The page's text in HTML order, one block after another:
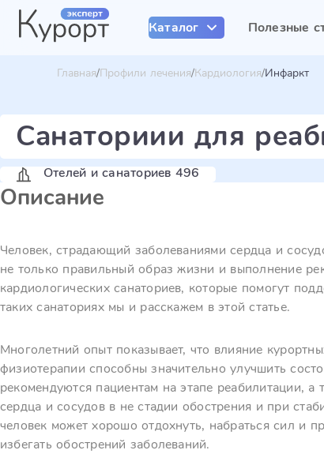
Каталог Полезные
Главная Профили лечения Кардиология Инфаркт
Санаториии для
Отелей и санаториев 496
Описание
Человек, страдающий заболеваниями сердца и
не только правильный образ жизни и выполнение
кардиологических санаториев, которые помогут
таких санаториях мы и расскажем в этой статье.
Многолетний опыт показывает, что влияние
физиотерапии способны значительно улучшить
рекомендуются пациентам на этапе реабилитации,
сердца и сосудов в не стадии обострения и при
человек может хорошо отдохнуть, набраться сил и
избегать обострений заболеваний.